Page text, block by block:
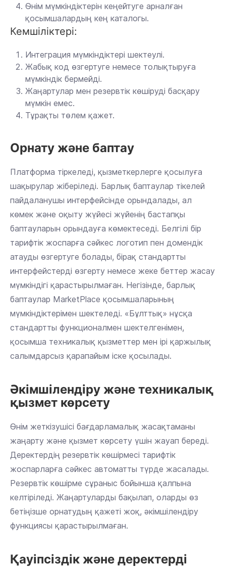
Өнім мүмкіндіктерін кеңейтуге арналған
қосымшалардың кең каталогы.
Кемшіліктері:
Интеграция мүмкіндіктері шектеулі.
Жабық код өзгертуге немесе толықтыруға
мүмкіндік бермейді.
Жаңартулар мен резервтік көшіруді басқару
мүмкін емес.
Тұрақты төлем қажет.
Орнату және баптау
Платформа тіркеледі, қызметкерлерге қосылуға
шақырулар жіберіледі. Барлық баптаулар тікелей
пайдаланушы интерфейсінде орындалады, ал
көмек және оқыту жүйесі жүйенің бастапқы
баптауларын орындауға көмектеседі. Белгілі бір
тарифтік жоспарға сәйкес логотип пен домендік
атауды өзгертуге болады, бірақ стандартты
интерфейстерді өзгерту немесе жеке беттер жасау
мүмкіндігі қарастырылмаған. Негізінде, барлық
баптаулар MarketPlace қосымшаларының
мүмкіндіктерімен шектеледі. «Бұлттық» нұсқа
стандартты функционалмен шектелгенімен,
қосымша техникалық қызметтер мен ірі қаржылық
салымдарсыз қарапайым іске қосылады.
Әкімшілендіру және техникалық
қызмет көрсету
Өнім жеткізушісі бағдарламалық жасақтаманы
жаңарту және қызмет көрсету үшін жауап береді.
Деректердің резервтік көшірмесі тарифтік
жоспарларға сәйкес автоматты түрде жасалады.
Резервтік көшірме сұраныс бойынша қалпына
келтіріледі. Жаңартуларды бақылап, оларды өз
бетіңізше орнатудың қажеті жоқ, әкімшілендіру
функциясы қарастырылмаған.
Қауіпсіздік және деректерді